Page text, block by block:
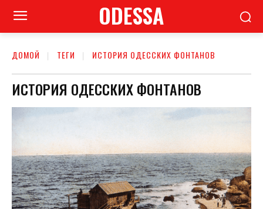
ODESSA
ДОМОЙ ТЕГИ ИСТОРИЯ ОДЕССКИХ ФОНТАНОВ
ИСТОРИЯ ОДЕССКИХ ФОНТАНОВ